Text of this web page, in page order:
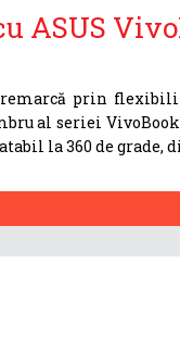
ASUS
prin
al seriei
la 360 de grade,